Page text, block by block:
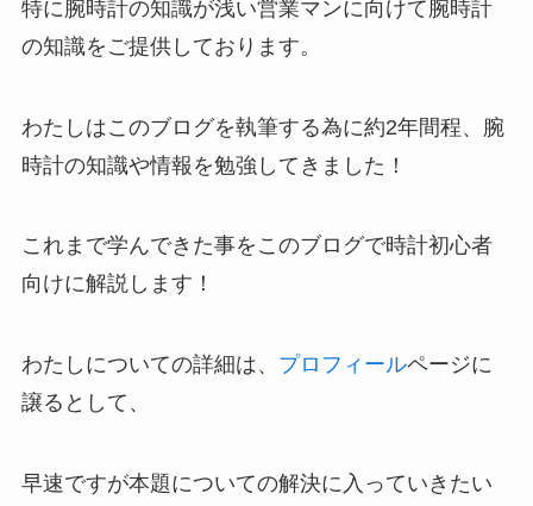
特に腕時計の知識が浅い営業マンに向けて腕時計
の知識をご提供しております。
わたしはこのブログを執筆する為に約2年間程、腕
時計の知識や情報を勉強してきました！
これまで学んできた事をこのブログで時計初心者
向けに解説します！
わたしについての詳細は、 プロフィールページに
譲るとして、
早速ですが本題についての解決に入っていきたい